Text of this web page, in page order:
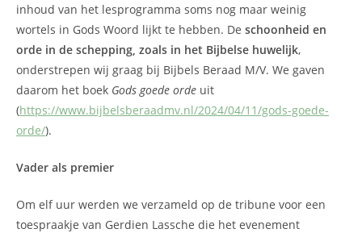
inhoud van het lesprogramma soms nog maar weinig
wortels in Gods Woord lijkt te hebben. De schoonheid en
orde in de schepping, zoals in het Bijbelse huwelijk,
onderstrepen wij graag bij Bijbels Beraad M/V. We gaven
daarom het boek Gods goede orde uit
(https://www.bijbelsberaadmv.nl/2024/04/11/gods-goede-
orde/).
Vader als premier
Om elf uur werden we verzameld op de tribune voor een
toespraakje van Gerdien Lassche die het evenement